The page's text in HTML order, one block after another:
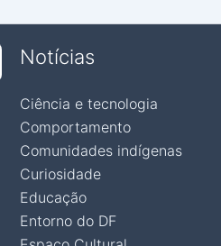
Notícias
Ciência e tecnologia
Comportamento
Comunidades indígenas
Curiosidade
Educação
Entorno do DF